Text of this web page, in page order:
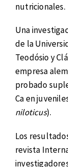
nutricionales.
Una
de la
Teodósio y
empresa
probado
Ca en
niloticus).
Los
revista